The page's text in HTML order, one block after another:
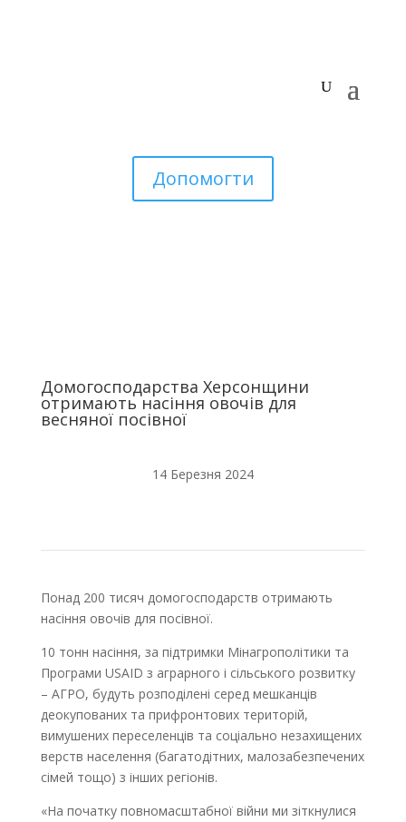
Допомогти
Домогосподарства Херсонщини
отримають насіння овочів для
весняної посівної
14 Березня 2024
Понад 200 тисяч домогосподарств отримають
насіння овочів для посівної.
10 тонн насіння, за підтримки Мінагрополітики та
Програми USAID з аграрного і сільського розвитку
– АГРО, будуть розподілені серед мешканців
деокупованих та прифронтових територій,
вимушених переселенців та соціально незахищених
верств населення (багатодітних, малозабезпечених
сімей тощо) з інших регіонів.
«На початку повномасштабної війни ми зіткнулися